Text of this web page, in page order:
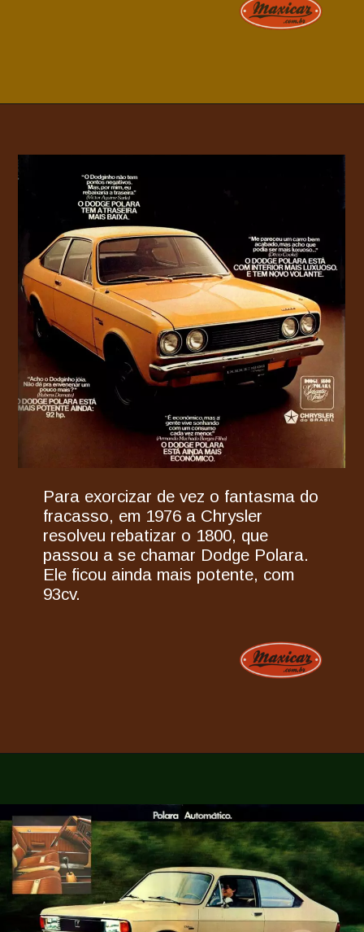
Para exorcizar de vez o fantasma do
fracasso, em 1976 a Chrysler
resolveu rebatizar o 1800, que
passou a se chamar Dodge Polara.
Ele ficou ainda mais potente, com
93cv.